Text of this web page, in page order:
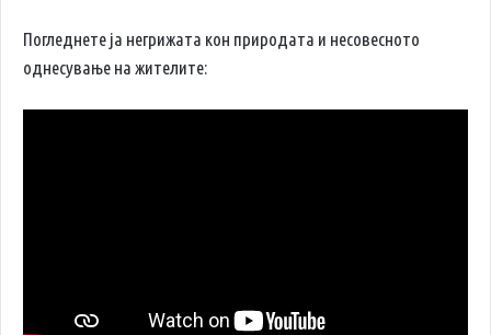
Погледнете ја негрижата кон природата и несовесното
однесување на жителите: